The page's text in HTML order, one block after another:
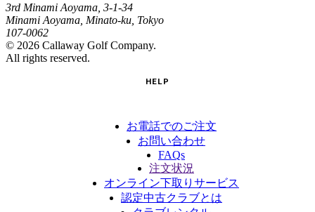
3rd Minami Aoyama, 3-1-34
Minami Aoyama, Minato-ku, Tokyo
107-0062
© 2026 Callaway Golf Company.
All rights reserved.
HELP
お電話でのご注文
お問い合わせ
FAQs
注文状況
オンライン下取りサービス
認定中古クラブとは